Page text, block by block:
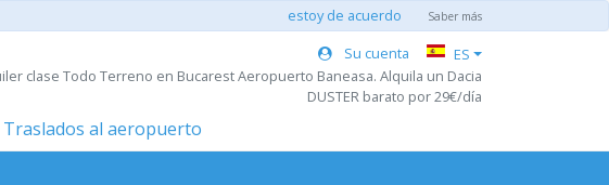
estoy de acuerdo Saber más
Su cuenta
ES
clase Todo Terreno en Bucarest Aeropuerto Baneasa. Alquila un Dacia
DUSTER barato por 29€/día
Traslados al aeropuerto